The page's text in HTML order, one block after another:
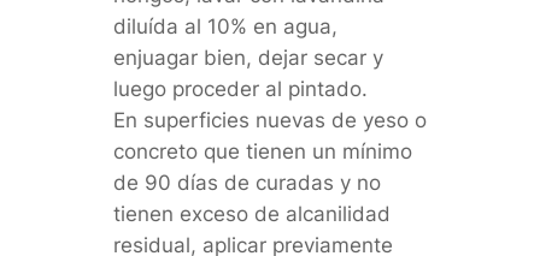
diluída al 10% en agua,
enjuagar bien, dejar secar y
luego proceder al pintado.
En superficies nuevas de yeso o
concreto que tienen un mínimo
de 90 días de curadas y no
tienen exceso de alcanilidad
residual, aplicar previamente